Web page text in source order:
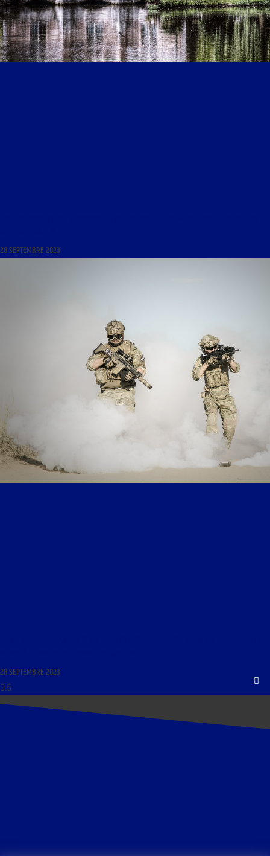
28 SEPTEMBRE 2023
28 SEPTEMBRE 2023